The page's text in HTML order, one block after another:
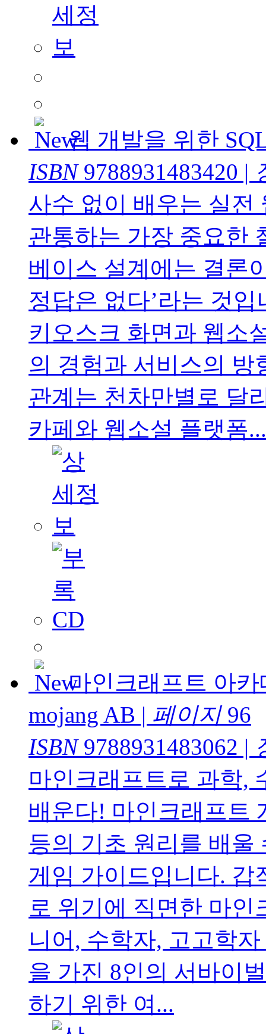
웹 개발을 위한
ISBN9788931483420 |
사수 없이 배우는 실전
관통하는 가장 중요한
베이스 설계에는 결론
정답은 없다’라는 것
키오스크 화면과 웹소
의 경험과 서비스의 방
관계는 천차만별로 달
카페와 웹소설 플랫폼...
마인크래프트 아
mojang AB | 페이지96
ISBN9788931483062 |
마인크래프트로 과학,
배운다! 마인크래프트
등의 기초 원리를 배울
게임 가이드입니다. 갑
로 위기에 직면한 마인
니어, 수학자, 고고학
을 가진 8인의 서바이
하기 위한 여...